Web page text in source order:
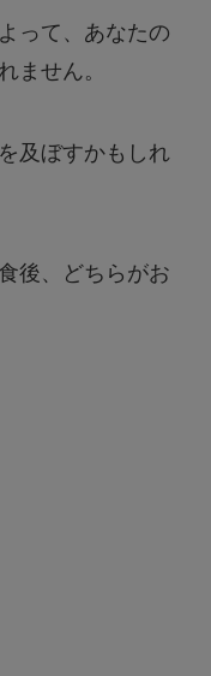
って、あなたの
ません。
及ぼすかもしれ
後、どちらがお